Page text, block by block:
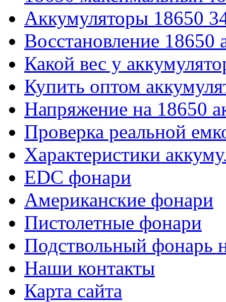
Аккумуляторы 18650
Восстановление 18650
Какой вес у
Купить оптом
Напряжение на 18650
Проверка реальной
Характеристики
EDC фонари
Американские фонари
Пистолетные фонари
Подствольный фонарь
Наши контакты
Карта сайта